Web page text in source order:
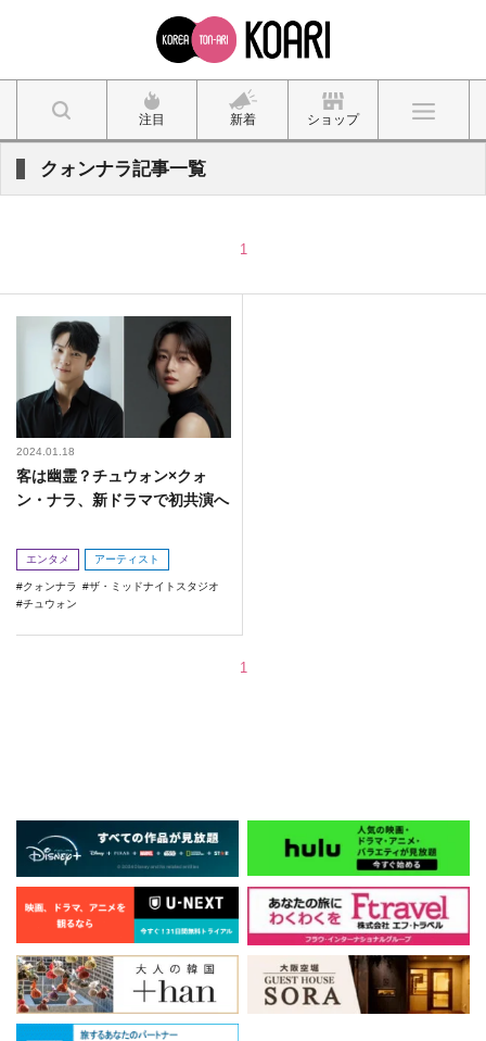
注目 新着 ショップ
クォンナラ記事一覧
1
2024.01.18
客は幽霊？チュウォン×クォ
ン・ナラ、新ドラマで初共演へ
エンタメ アーティスト
クォンナラ
ザ・ミッドナイトスタジオ
チュウォン
1